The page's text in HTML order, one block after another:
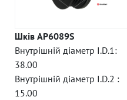
Шків AP6089S
Внутрішній діаметр I.D.1:
38.00
Внутрішній діаметр I.D.2 :
15.00